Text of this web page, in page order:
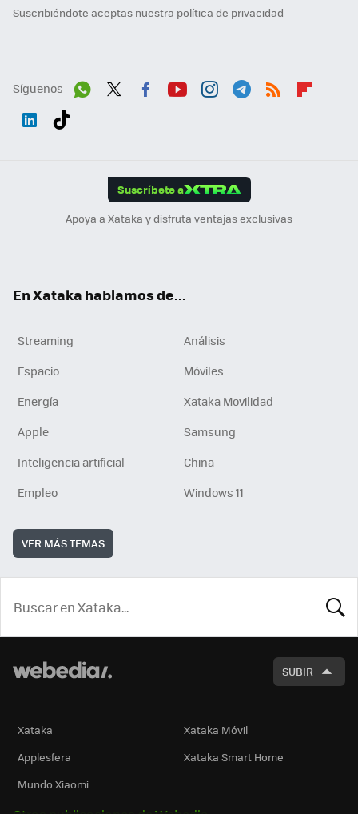
Suscribiéndote aceptas nuestra política de privacidad
Síguenos
Suscríbete a
Apoya a Xataka y disfruta ventajas exclusivas
En Xataka hablamos de...
Streaming
Análisis
Espacio
Móviles
Energía
Xataka Movilidad
Apple
Samsung
Inteligencia artificial
China
Empleo
Windows 11
VER MÁS TEMAS
SUBIR
Xataka
Xataka Móvil
Applesfera
Xataka Smart Home
Mundo Xiaomi